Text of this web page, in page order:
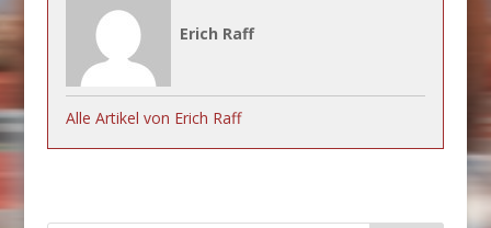
Erich Raff
Alle Artikel von Erich Raff